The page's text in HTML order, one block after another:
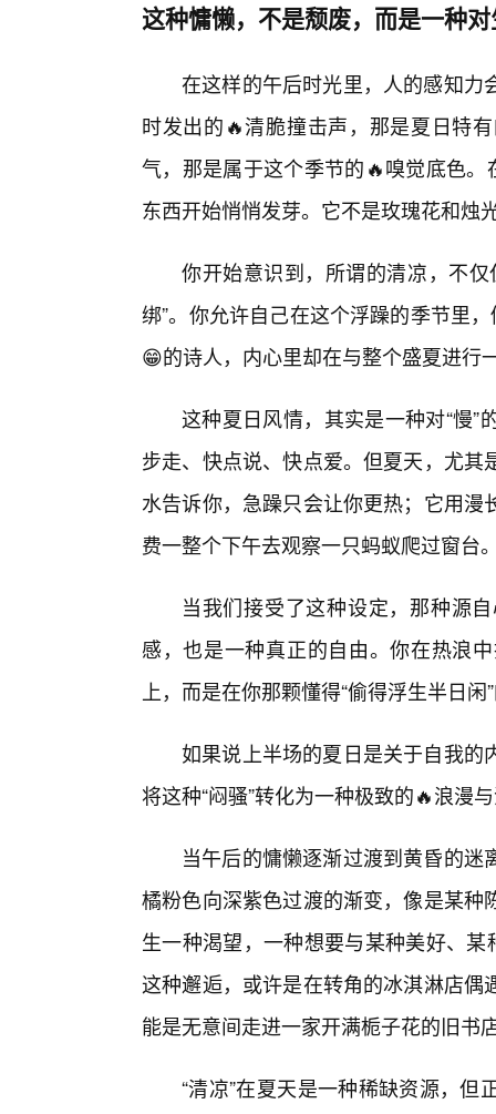
这种慵懒，不是颓废，而是一种
在这样的午后时光里，人的感知力
时发出的🔥清脆撞击声，那是夏日特
气，那是属于这个季节的🔥嗅觉底色
东西开始悄悄发芽。它不是玫瑰花和烛
你开始意识到，所谓的清凉，不
绑”。你允许自己在这个浮躁的季节里
😁的诗人，内心里却在与整个盛夏进行
这种夏日风情，其实是一种对“慢
步走、快点说、快点爱。但夏天，尤
水告诉你，急躁只会让你更热；它用
费一整个下午去观察一只蚂蚁爬过窗台
当我们接受了这种设定，那种源
感，也是一种真正的自由。你在热浪
上，而是在你那颗懂得“偷得浮生半日闲
如果说上半场的夏日是关于自我的
将这种“闷骚”转化为一种极致的🔥浪漫
当午后的慵懒逐渐过渡到黄昏的
橘粉色向深紫色过渡的渐变，像是某
生一种渴望，一种想要与某种美好、
这种邂逅，或许是在转角的冰淇淋店
能是无意间走进一家开满栀子花的旧书
“清凉”在夏天是一种稀缺资源，